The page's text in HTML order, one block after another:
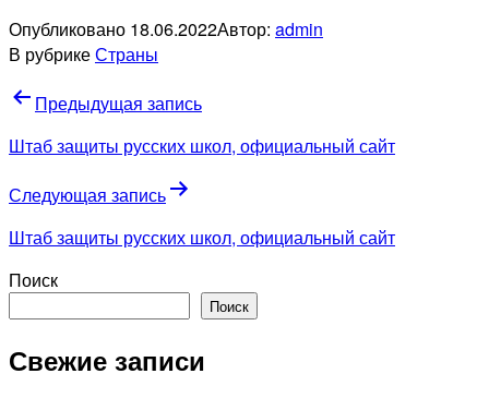
Опубликовано 18.06.2022Автор: admin
В рубрикеСтраны
Навигация
по
Предыдущая запись
Штаб защиты русских школ, официальный сайт
Следующая запись
Штаб защиты русских школ, официальный сайт
Поиск
Поиск
Свежие записи